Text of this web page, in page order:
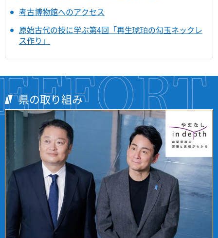
考古博物館へのアクセス
原始古代の技に学ぶ第4回「再生琥珀の勾玉ネックレ
ス作り」
県の取り組み